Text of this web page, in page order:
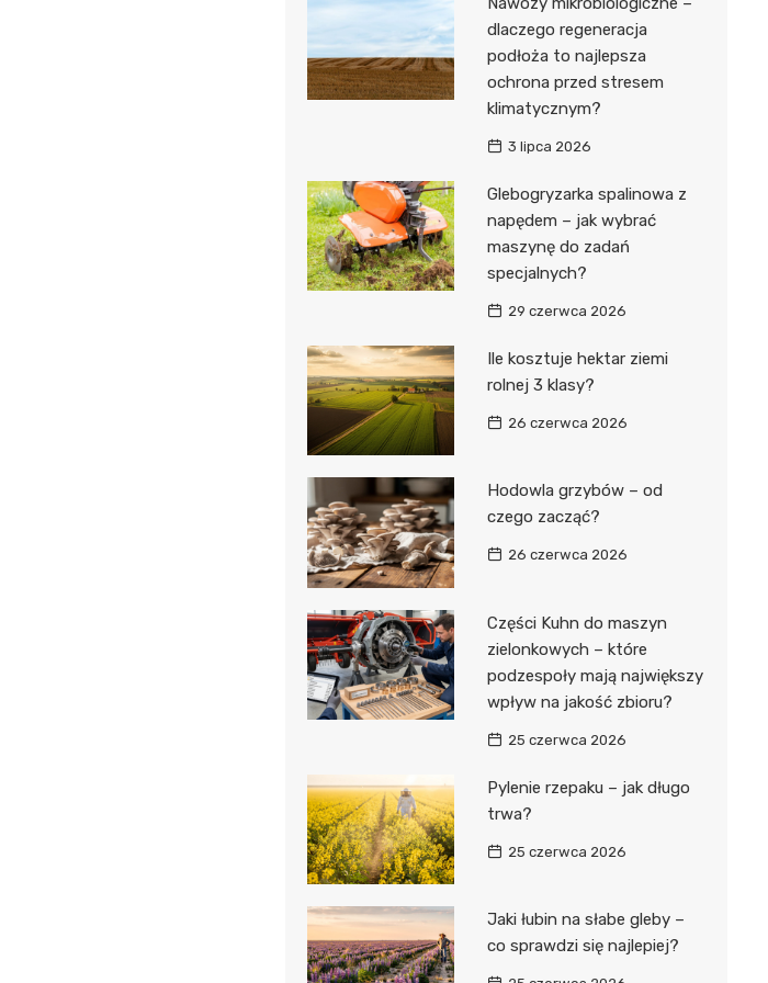
dlaczego regeneracja
podłoża to najlepsza
ochrona przed stresem
klimatycznym?
3 lipca 2026
Glebogryzarka spalinowa z
napędem – jak wybrać
maszynę do zadań
specjalnych?
29 czerwca 2026
Ile kosztuje hektar ziemi
rolnej 3 klasy?
26 czerwca 2026
Hodowla grzybów – od
czego zacząć?
26 czerwca 2026
Części Kuhn do maszyn
zielonkowych – które
podzespoły mają największy
wpływ na jakość zbioru?
25 czerwca 2026
Pylenie rzepaku – jak długo
trwa?
25 czerwca 2026
Jaki łubin na słabe gleby –
co sprawdzi się najlepiej?